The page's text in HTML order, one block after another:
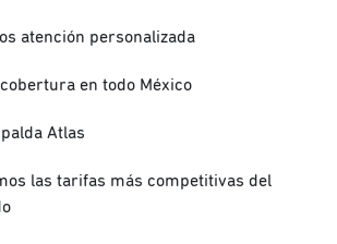
atención personalizada
en todo México
Atlas
las tarifas más competitivas del